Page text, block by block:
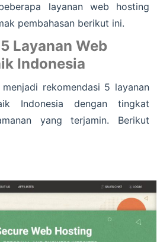
layanan web hosting
pembahasan berikut ini.
Layanan Web
Indonesia
rekomendasi 5 layanan
Indonesia dengan tingkat
yang terjamin. Berikut